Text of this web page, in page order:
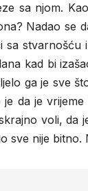
sa njom.
Nadao se
sa
kad bi
ga je sve
je da je
voli, da
sve nije bitno.